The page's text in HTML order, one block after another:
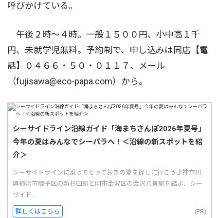
呼びかけている。
午後２時〜４時。一般１５００円、小中高１千
円、未就学児無料。予約制で、申し込みは同店【電
話】０４６６・５０・０１１７、メール
（fujisawa@eco-papa.com）から。
シーサイドライン沿線ガイド「海まちさんぽ2026年夏号」
今年の夏はみんなでシーパラへ！＜沿線の新スポットを紹
介＞
シーサイドラインに乗ってとっておきの夏を探しに行こう♪神奈川
県横浜市磯子区の新杉田駅と同市金沢区の金沢八景駅を結ぶ、シー
サイド...
詳しくはこちら (PR)